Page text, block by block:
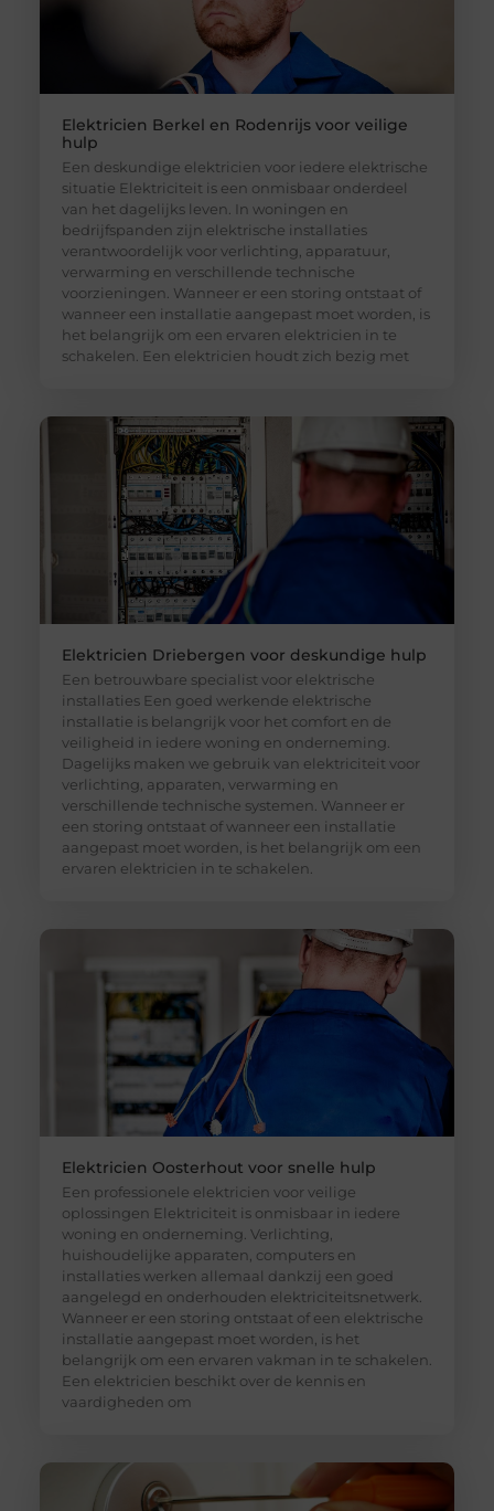
Elektricien Berkel en Rodenrijs voor veilige
hulp
Een deskundige elektricien voor iedere elektrische
situatie Elektriciteit is een onmisbaar onderdeel
van het dagelijks leven. In woningen en
bedrijfspanden zijn elektrische installaties
verantwoordelijk voor verlichting, apparatuur,
verwarming en verschillende technische
voorzieningen. Wanneer er een storing ontstaat of
wanneer een installatie aangepast moet worden, is
het belangrijk om een ervaren elektricien in te
schakelen. Een elektricien houdt zich bezig met
Elektricien Driebergen voor deskundige hulp
Een betrouwbare specialist voor elektrische
installaties Een goed werkende elektrische
installatie is belangrijk voor het comfort en de
veiligheid in iedere woning en onderneming.
Dagelijks maken we gebruik van elektriciteit voor
verlichting, apparaten, verwarming en
verschillende technische systemen. Wanneer er
een storing ontstaat of wanneer een installatie
aangepast moet worden, is het belangrijk om een
ervaren elektricien in te schakelen.
Elektricien Oosterhout voor snelle hulp
Een professionele elektricien voor veilige
oplossingen Elektriciteit is onmisbaar in iedere
woning en onderneming. Verlichting,
huishoudelijke apparaten, computers en
installaties werken allemaal dankzij een goed
aangelegd en onderhouden elektriciteitsnetwerk.
Wanneer er een storing ontstaat of een elektrische
installatie aangepast moet worden, is het
belangrijk om een ervaren vakman in te schakelen.
Een elektricien beschikt over de kennis en
vaardigheden om